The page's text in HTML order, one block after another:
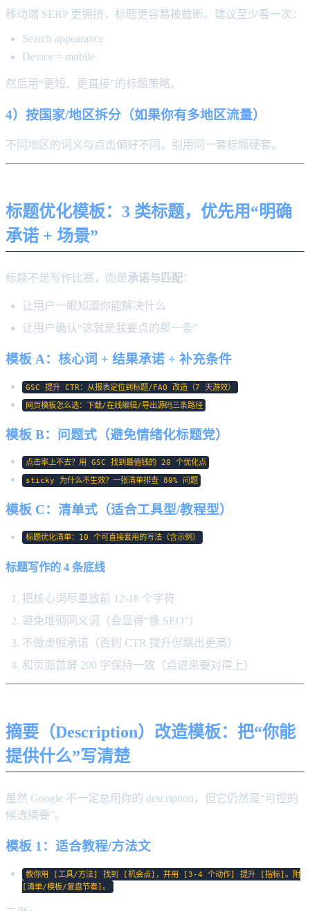
移动端 SERP 更拥挤，标题更容易被截断。建议至少看一次：
Search appearance
Device = mobile
然后用“更短、更直接”的标题策略。
4）按国家/地区拆分（如果你有多地区流量）
不同地区的词义与点击偏好不同，别用同一套标题硬套。
标题优化模板：3 类标题，优先用“明确
承诺 + 场景”
标题不是写作比赛，而是承诺与匹配：
让用户一眼知道你能解决什么
让用户确认“这就是我要点的那一条”
模板 A：核心词 + 结果承诺 + 补充条件
GSC 提升 CTR：从报表定位到标题/FAQ 改造（7 天游效）
网页模板怎么选：下载/在线编辑/导出源码三条路径
模板 B：问题式（避免情绪化标题党）
点击率上不去？用 GSC 找到最值钱的 20 个优化点
sticky 为什么不生效？一张清单排查 80% 问题
模板 C：清单式（适合工具型/教程型）
标题优化清单：10 个可直接套用的写法（含示例）
标题写作的 4 条底线
把核心词尽量放前 12-18 个字符
避免堆砌同义词（会显得“像 SEO”）
不做虚假承诺（否则 CTR 提升但跳出更高）
和页面首屏 200 字保持一致（点进来要对得上）
摘要（Description）改造模板：把“你能
提供什么”写清楚
虽然 Google 不一定总用你的 description，但它仍然是“可控的
候选摘要”。
模板 1：适合教程/方法文
教你用 [工具/方法] 找到 [机会点]，并用 [3-4 个动作] 提升 [指标]。附
[清单/模板/复盘节奏]。